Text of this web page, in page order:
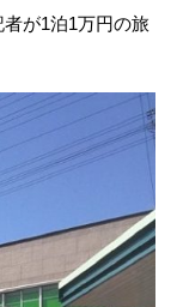
が1泊1万円の旅